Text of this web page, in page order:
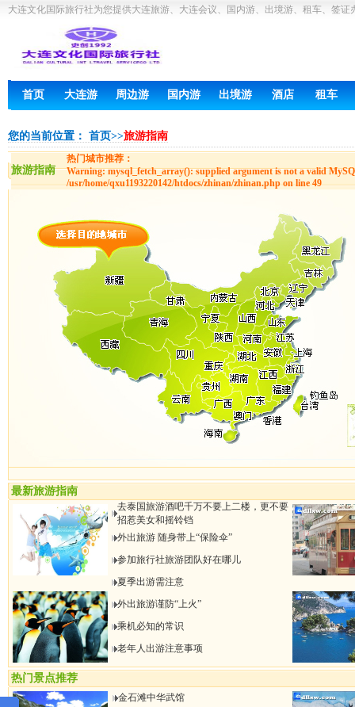
大连文化国际旅行社为您提供大连旅游、大连会议、国内游、出境游、租车、签证
首页 大连游 周边游 国内游 出境游 酒店 租车
您的当前位置： 首页>>旅游指南
旅游指南
热门城市推荐：
Warning: mysql_fetch_array(): supplied argument is not a valid
/usr/home/qxu1193220142/htdocs/zhinan/zhinan.phpon line49
最新旅游指南
去泰国旅游酒吧千万不要上二楼，更不要
招惹美女和摇铃铛
外出旅游 随身带上“保险伞”
参加旅行社旅游团队好在哪儿
夏季出游需注意
外出旅游谨防“上火”
乘机必知的常识
老年人出游注意事项
热门景点推荐
金石滩中华武馆